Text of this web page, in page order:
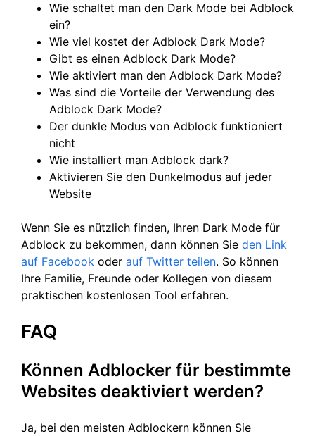
Wie schaltet man den Dark Mode bei Adblock
ein?
Wie viel kostet der Adblock Dark Mode?
Gibt es einen Adblock Dark Mode?
Wie aktiviert man den Adblock Dark Mode?
Was sind die Vorteile der Verwendung des
Adblock Dark Mode?
Der dunkle Modus von Adblock funktioniert
nicht
Wie installiert man Adblock dark?
Aktivieren Sie den Dunkelmodus auf jeder
Website
Wenn Sie es nützlich finden, Ihren Dark Mode für
Adblock zu bekommen, dann können Sie den Link
auf Facebook oder auf Twitter teilen. So können
Ihre Familie, Freunde oder Kollegen von diesem
praktischen kostenlosen Tool erfahren.
FAQ
Können Adblocker für bestimmte
Websites deaktiviert werden?
Ja, bei den meisten Adblockern können Sie